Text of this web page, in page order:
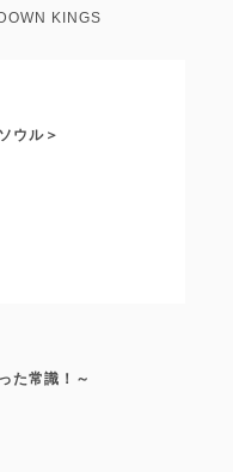
KINGS
ウル＞
た常識！～